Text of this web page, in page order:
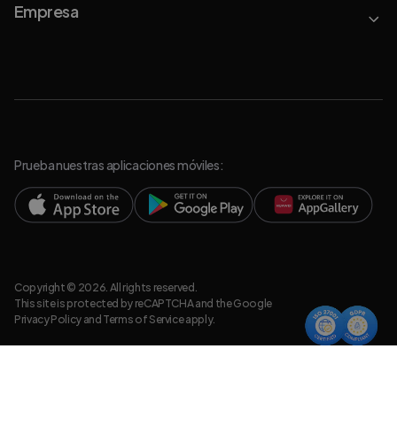
Empresa
Prueba nuestras aplicaciones móviles:
Copyright © 2026. All rights reserved.
This site is protected by reCAPTCHA and the Google
Privacy Policyand Terms of Serviceapply.